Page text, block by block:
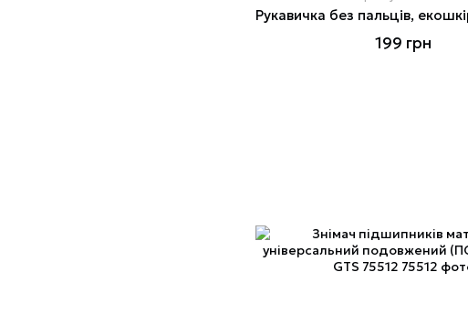
199 грн